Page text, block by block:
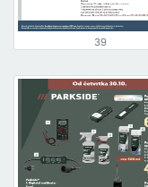
39